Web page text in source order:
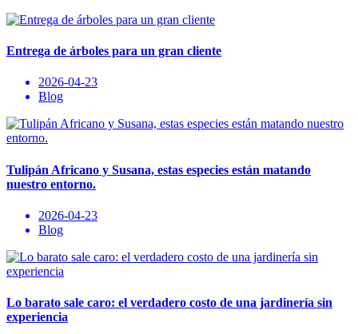
Entrega de árboles para un gran cliente
2026-04-23
Blog
Tulipán Africano y Susana, estas especies están matando
nuestro entorno.
2026-04-23
Blog
Lo barato sale caro: el verdadero costo de una jardinería sin
experiencia